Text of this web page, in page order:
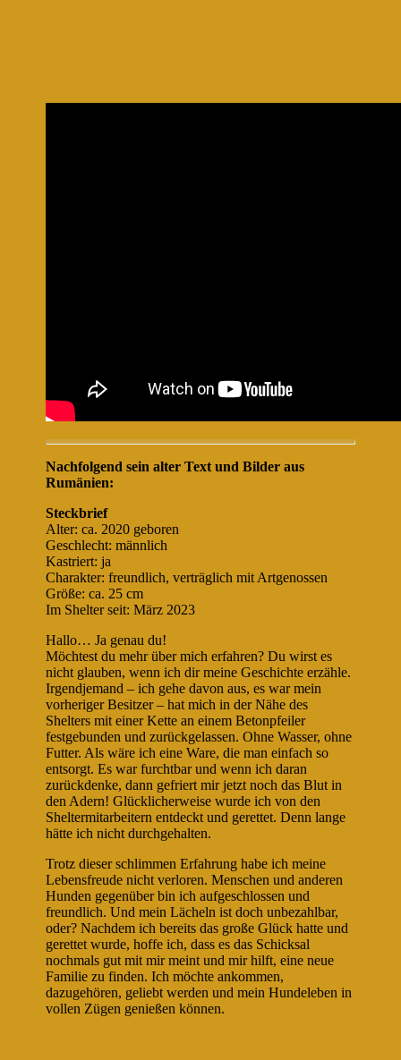
Nachfolgend sein alter Text und Bilder aus
Rumänien:
Steckbrief
Alter: ca. 2020 geboren
Geschlecht: männlich
Kastriert: ja
Charakter: freundlich, verträglich mit Artgenossen
Größe: ca. 25 cm
Im Shelter seit: März 2023
Hallo… Ja genau du!
Möchtest du mehr über mich erfahren? Du wirst es
nicht glauben, wenn ich dir meine Geschichte erzähle.
Irgendjemand – ich gehe davon aus, es war mein
vorheriger Besitzer – hat mich in der Nähe des
Shelters mit einer Kette an einem Betonpfeiler
festgebunden und zurückgelassen. Ohne Wasser, ohne
Futter. Als wäre ich eine Ware, die man einfach so
entsorgt. Es war furchtbar und wenn ich daran
zurückdenke, dann gefriert mir jetzt noch das Blut in
den Adern! Glücklicherweise wurde ich von den
Sheltermitarbeitern entdeckt und gerettet. Denn lange
hätte ich nicht durchgehalten.
Trotz dieser schlimmen Erfahrung habe ich meine
Lebensfreude nicht verloren. Menschen und anderen
Hunden gegenüber bin ich aufgeschlossen und
freundlich. Und mein Lächeln ist doch unbezahlbar,
oder? Nachdem ich bereits das große Glück hatte und
gerettet wurde, hoffe ich, dass es das Schicksal
nochmals gut mit mir meint und mir hilft, eine neue
Familie zu finden. Ich möchte ankommen,
dazugehören, geliebt werden und mein Hundeleben in
vollen Zügen genießen können.